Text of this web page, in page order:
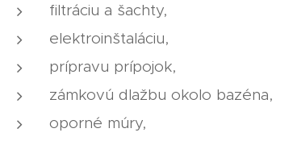
filtráciu a šachty,
elektroinštaláciu,
prípravu prípojok,
zámkovú dlažbu okolo bazéna,
oporné múry,